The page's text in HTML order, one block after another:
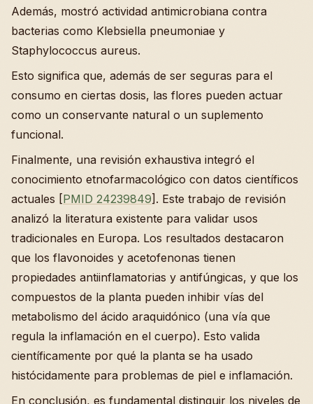
Además, mostró actividad antimicrobiana contra
bacterias como Klebsiella pneumoniae y
Staphylococcus aureus.
Esto significa que, además de ser seguras para el
consumo en ciertas dosis, las flores pueden actuar
como un conservante natural o un suplemento
funcional.
Finalmente, una revisión exhaustiva integró el
conocimiento etnofarmacológico con datos científicos
actuales [PMID 24239849]. Este trabajo de revisión
analizó la literatura existente para validar usos
tradicionales en Europa. Los resultados destacaron
que los flavonoides y acetofenonas tienen
propiedades antiinflamatorias y antifúngicas, y que los
compuestos de la planta pueden inhibir vías del
metabolismo del ácido araquidónico (una vía que
regula la inflamación en el cuerpo). Esto valida
científicamente por qué la planta se ha usado
histócidamente para problemas de piel e inflamación.
En conclusión, es fundamental distinguir los niveles de